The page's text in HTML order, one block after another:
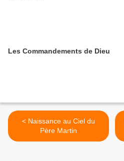
Les Commandements de Dieu
< Naissance au Ciel du
Père Martin